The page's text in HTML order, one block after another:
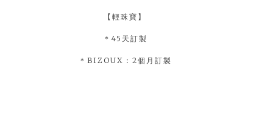
【輕珠寶】
＊45天訂製
＊BIZOUX：2個月訂製